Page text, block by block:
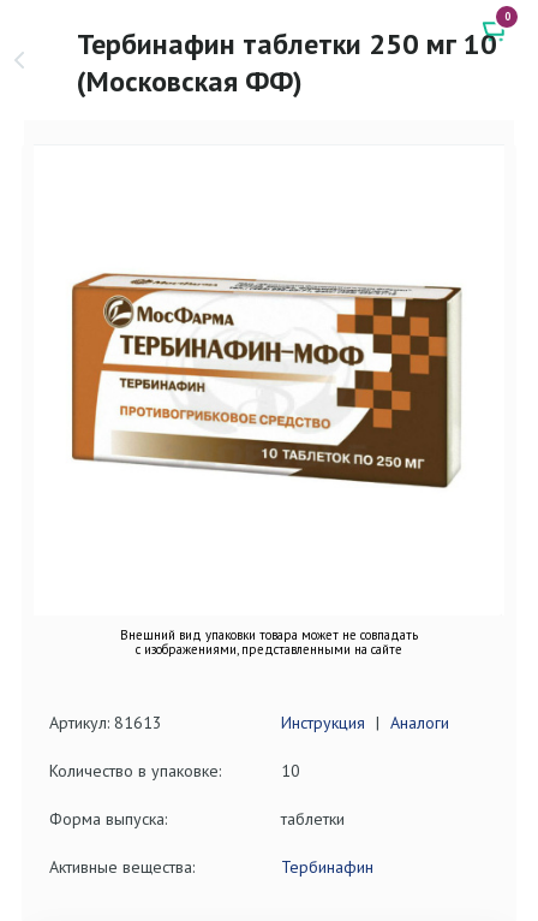
Тербинафин таблетки 250 мг 10
(Московская ФФ)
0
Внешний вид упаковки товара может не совпадать
с изображениями, представленными на сайте
Артикул: 81613 Инструкция | Аналоги
Количество в упаковке: 10
Форма выпуска: таблетки
Активные вещества: Тербинафин